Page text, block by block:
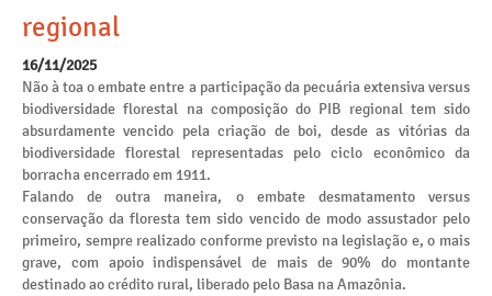
regional
16/11/2025
Não à toa o embate entre a participação da pecuária extensiva versus
biodiversidade florestal na composição do PIB regional tem sido
absurdamente vencido pela criação de boi, desde as vitórias da
biodiversidade florestal representadas pelo ciclo econômico da
borracha encerrado em 1911.
Falando de outra maneira, o embate desmatamento versus
conservação da floresta tem sido vencido de modo assustador pelo
primeiro, sempre realizado conforme previsto na legislação e, o mais
grave, com apoio indispensável de mais de 90% do montante
destinado ao crédito rural, liberado pelo Basa na Amazônia.